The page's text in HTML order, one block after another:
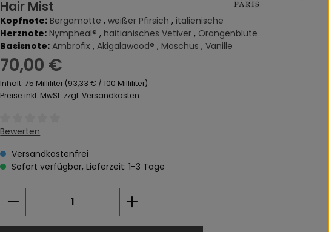
Hair Mist
Kopfnote: Bergamotte ,weißer Pfirsich , italienische
Herznote: Nympheal® , haitianisches Vetiver , Orangenblüte
Basisnote: Ambrofix ,Akigalawood® , Moschus ,Vanille
Regulärer Preis:
70,00 €
Inhalt:75 Milliliter (93,33 € / 100 Milliliter)
Preise inkl. MwSt. zzgl. Versandkosten
Durchschnittliche Bewertung von 0 von 5 Sternen
Bewerten
Versandkostenfrei
Sofort verfügbar, Lieferzeit: 1-3 Tage
Produkt Anzahl: Gib den gewünschten